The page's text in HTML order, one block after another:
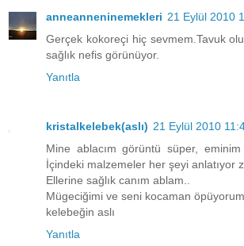
anneanneninemekleri 21 Eylül 2010
Gerçek kokoreçi hiç sevmem.Tavuk
sağlık nefis görünüyor.
Yanıtla
kristalkelebek(aslı) 21 Eylül 2010
Mine ablacım görüntü süper,
İçindeki malzemeler her şeyi anlatıyor
Ellerine sağlık canım ablam..
Mügeciğimi ve seni kocaman
kelebeğin aslı
Yanıtla